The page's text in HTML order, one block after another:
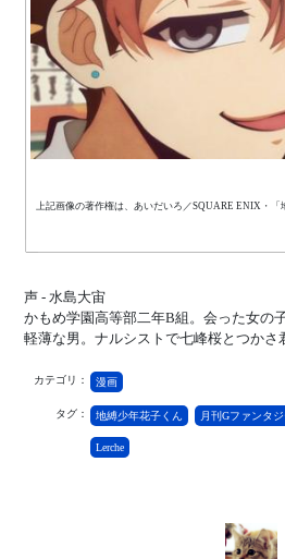
上記画像の著作権は、あいだいろ／SQUARE ENIX・「
声 - 水島大宙
かもめ学園高等部二年B組。会った女の
軽薄な男。ナルシストで七峰桜とつかさ
カテゴリ： 漫画
タグ： 地縛少年花子くん 月刊Gファンタジ
Lerche